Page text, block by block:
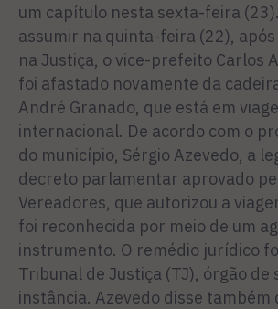
um capítulo nesta sexta-feira
assumir na quinta-feira (22), após
na Justiça, o vice-prefeito Carlos
foi afastado novamente da
André Granado, que está em
internacional. De acordo com o
do município, Sérgio Azevedo, a
decreto parlamentar aprovado
Vereadores, que autorizou a
foi reconhecida por meio de um
instrumento. O remédio jurídico
Tribunal de Justiça (TJ), órgão de
instância. Azevedo disse também